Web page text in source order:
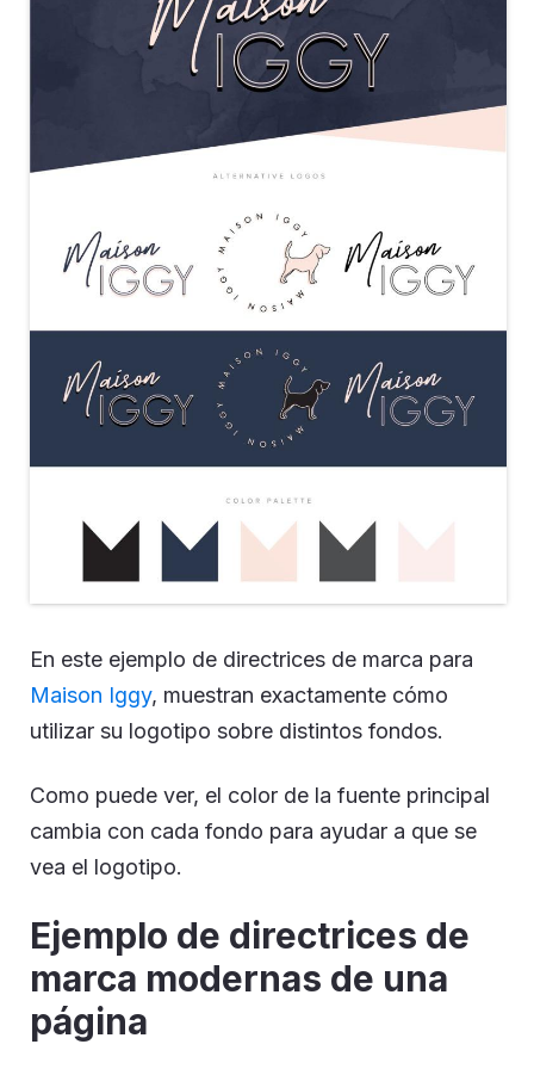
En este ejemplo de directrices de marca para
Maison Iggy, muestran exactamente cómo
utilizar su logotipo sobre distintos fondos.
Como puede ver, el color de la fuente principal
cambia con cada fondo para ayudar a que se
vea el logotipo.
Ejemplo de directrices de
marca modernas de una
página